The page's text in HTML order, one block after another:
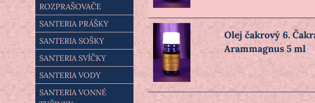
Olej čakrový 6.
Arammagnus 5 ml
ROZPRAŠOVAČE
SANTERIA PRÁŠKY
SANTERIA SOŠKY
SANTERIA SVÍČKY
SANTERIA VODY
SANTERIA VONNÉ